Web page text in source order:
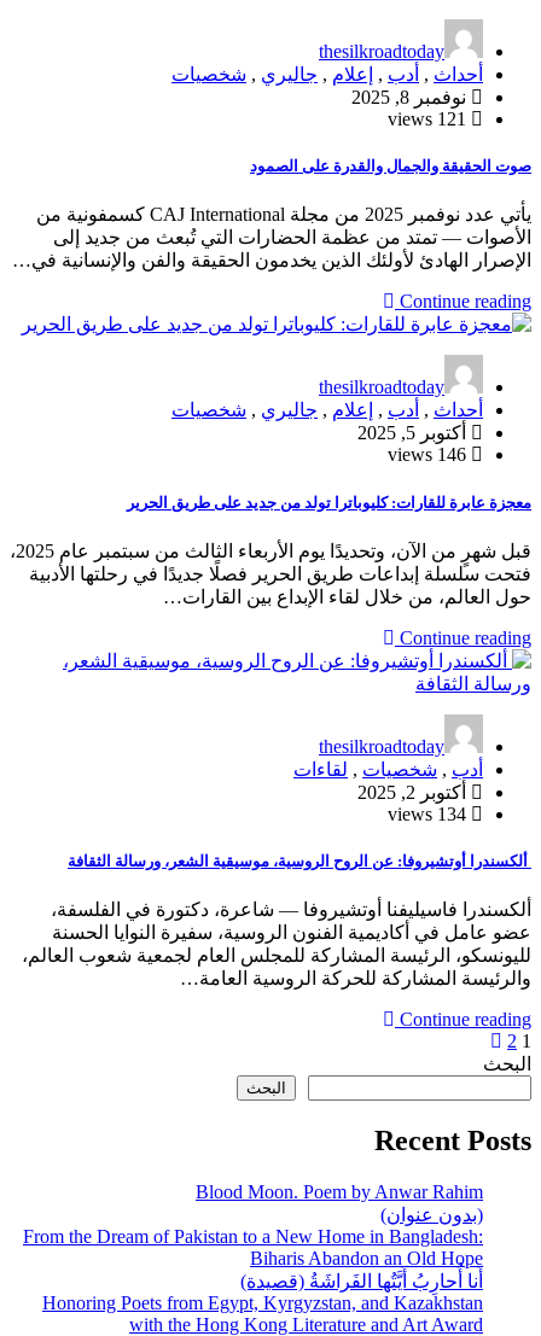
thesilkroadtoday
أحداث , أدب , إعلام , جاليري , شخصيات
نوفمبر 8, 2025
صوت الحقيقة والجمال والقدرة على الصمود
يأتي عدد نوفمبر 2025 من مجلة CAJ International كسمفونية من
الأصوات — تمتد من عظمة الحضارات التي تُبعث من جديد إلى
الإصرار الهادئ لأولئك الذين يخدمون الحقيقة والفن والإنسانية في…
Continue reading
thesilkroadtoday
أحداث , أدب , إعلام , جاليري , شخصيات
أكتوبر 5, 2025
معجزة عابرة للقارات: كليوباترا تولد من جديد على طريق الحرير
قبل شهرٍ من الآن، وتحديدًا يوم الأربعاء الثالث من سبتمبر عام 2025،
فتحت سلسلة إبداعات طريق الحرير فصلًا جديدًا في رحلتها الأدبية
حول العالم، من خلال لقاء الإبداع بين القارات…
Continue reading
thesilkroadtoday
أدب , شخصيات , لقاءات
أكتوبر 2, 2025
ألكسندرا أوتشيروفا: عن الروح الروسية، موسيقية الشعر، ورسالة الثقافة
ألكسندرا فاسيليفنا أوتشيروفا — شاعرة، دكتورة في الفلسفة،
عضو عامل في أكاديمية الفنون الروسية، سفيرة النوايا الحسنة
لليونسكو، الرئيسة المشاركة للمجلس العام لجمعية شعوب العالم،
والرئيسة المشاركة للحركة الروسية العامة…
Continue reading
تعدد
صفحات
1
2
البحث
البحث
Recent Posts
Blood Moon. Poem by Anwar Rahim
(بدون عنوان)
From the Dream of Pakistan to a New Home in Bangladesh:
Biharis Abandon an Old Hope
أَنا أُحارِبُ أَيَّتُها الفَراشَةُ (قصيدة)
Honoring Poets from Egypt, Kyrgyzstan, and Kazakhstan
with the Hong Kong Literature and Art Award